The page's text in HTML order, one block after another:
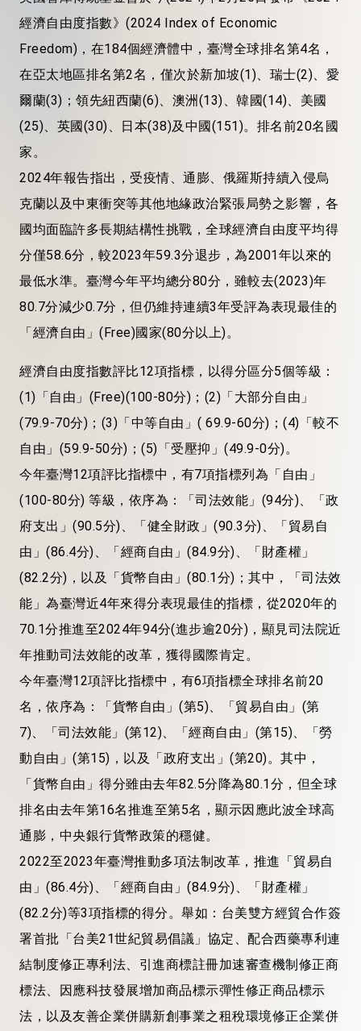
經濟自由度指數》(2024 Index of Economic
Freedom)，在184個經濟體中，臺灣全球排名第4名，
在亞太地區排名第2名，僅次於新加坡(1)、瑞士(2)、愛
爾蘭(3)；領先紐西蘭(6)、澳洲(13)、韓國(14)、美國
(25)、英國(30)、日本(38)及中國(151)。排名前20名國
家。
2024年報告指出，受疫情、通膨、俄羅斯持續入侵烏
克蘭以及中東衝突等其他地緣政治緊張局勢之影響，各
國均面臨許多長期結構性挑戰，全球經濟自由度平均得
分僅58.6分，較2023年59.3分退步，為2001年以來的
最低水準。臺灣今年平均總分80分，雖較去(2023)年
80.7分減少0.7分，但仍維持連續3年受評為表現最佳的
「經濟自由」(Free)國家(80分以上)。
經濟自由度指數評比12項指標，以得分區分5個等級：
(1)「自由」(Free)(100-80分)；(2)「大部分自由」
(79.9-70分)；(3)「中等自由」( 69.9-60分)；(4)「較不
自由」(59.9-50分)；(5)「受壓抑」(49.9-0分)。
今年臺灣12項評比指標中，有7項指標列為「自由」
(100-80分) 等級，依序為：「司法效能」(94分)、「政
府支出」(90.5分)、「健全財政」(90.3分)、「貿易自
由」(86.4分)、「經商自由」(84.9分)、「財產權」
(82.2分)，以及「貨幣自由」(80.1分)；其中，「司法效
能」為臺灣近4年來得分表現最佳的指標，從2020年的
70.1分推進至2024年94分(進步逾20分)，顯見司法院近
年推動司法效能的改革，獲得國際肯定。
今年臺灣12項評比指標中，有6項指標全球排名前20
名，依序為：「貨幣自由」(第5)、「貿易自由」(第
7)、「司法效能」(第12)、「經商自由」(第15)、「勞
動自由」(第15)，以及「政府支出」(第20)。其中，
「貨幣自由」得分雖由去年82.5分降為80.1分，但全球
排名由去年第16名推進至第5名，顯示因應此波全球高
通膨，中央銀行貨幣政策的穩健。
2022至2023年臺灣推動多項法制改革，推進「貿易自
由」(86.4分)、「經商自由」(84.9分)、「財產權」
(82.2分)等3項指標的得分。舉如：台美雙方經貿合作簽
署首批「台美21世紀貿易倡議」協定、配合西藥專利連
結制度修正專利法、引進商標註冊加速審查機制修正商
標法、因應科技發展增加商品標示彈性修正商品標示
法，以及友善企業併購新創事業之租稅環境修正企業併